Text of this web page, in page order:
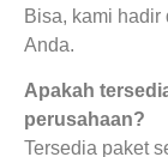
Bisa, kami
Anda.
Apakah
perusahaan?
Tersedia paket